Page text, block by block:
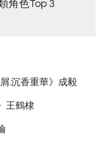
角色Top 3
.沉香重華》成毅
王鶴棣